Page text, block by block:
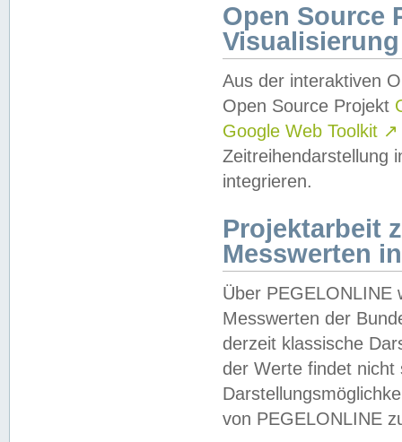
Open Source
Visualisierung
Aus der interaktiven
Open Source Projekt
Google Web Toolkit ↗
Zeitreihendarstellung
integrieren.
Projektarbeit
Messwerten
Über PEGELONLINE
Messwerten der
derzeit klassische
der Werte findet
von PEGELONLINE